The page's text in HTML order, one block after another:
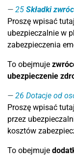
25 Składki
Proszę wpisać
ubezpieczalnie w
zabezpieczenia
To obejmuje
ubezpieczenie
26 Dotacje od
Proszę wpisać
przez
kosztów
To obejmuje